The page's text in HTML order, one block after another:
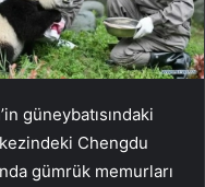
güneybatısındaki
Chengdu
gümrük memurları